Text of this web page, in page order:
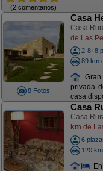
(2 comentarios)
8 Fotos
Casa
Casa
de Las
2-8+8
89 km
privada
casa
Casa
Casa
km de
6
120